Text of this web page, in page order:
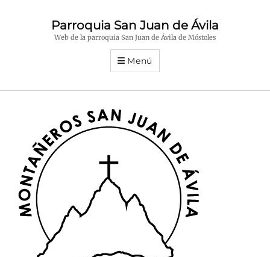
Parroquia San Juan de Ávila
Web de la parroquia San Juan de Ávila de Móstoles
Menú